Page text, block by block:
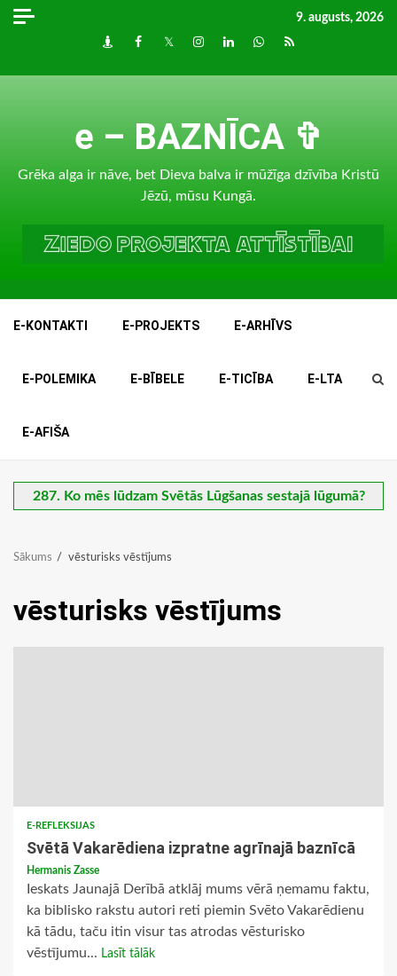
Skip
9. augusts, 2026
DraugiemFacebook
TwitterInstagram
LinkedInwhatsapp
RSS
e – BAZNĪCA ✞
Grēka alga ir nāve, bet Dieva balva ir mūžīga dzīvība Kristū
Jēzū, mūsu Kungā.
E-KONTAKTI E-PROJEKTS E-ARHĪVS
E-POLEMIKA E-BĪBELE E-TICĪBA E-LTA
E-AFIŠA
287. Ko mēs lūdzam Svētās Lūgšanas sestajā lūgumā?
Sākums vēsturisks vēstījums
vēsturisks vēstījums
E-REFLEKSIJAS
Svētā Vakarēdiena izpratne agrīnajā baznīcā
Hermanis Zasse
Ieskats Jaunajā Derībā atklāj mums vērā ņemamu faktu,
ka biblisko rakstu autori reti piemin Svēto Vakarēdienu
kā tādu, taču itin visur tas atrodas vēsturisko
vēstījumu... Lasīt tālāk